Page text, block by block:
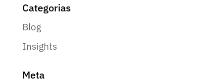
Categorias
Blog
Insights
Meta